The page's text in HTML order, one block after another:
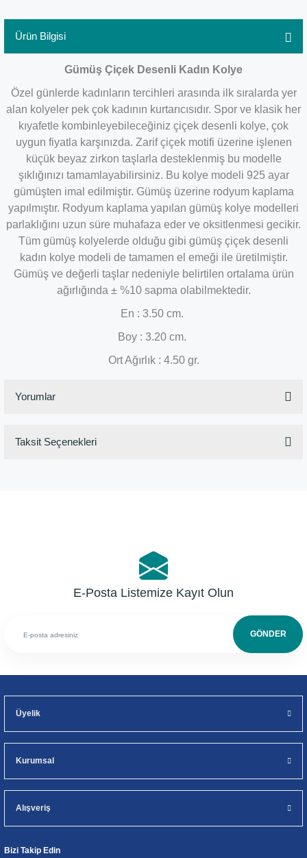
Ürün Bilgisi
Gümüş Çiçek Desenli Kadın Kolye
Özel günlerde kadınların tercihleri arasında ilk sıralarda yer
alan kolyeler pek çok kadının kurtarıcısıdır. Spor ve klasik her
kıyafetle kombinleyebileceğiniz çiçek desenli kolye, çok
uygun fiyatla karşınızda. Zarif çiçek motifi üzerine işlenen
küçük beyaz zirkon taşlarla desteklenmiş bu modelle
şıklığınızı tamamlayabilirsiniz. Bu kolye modeli 925 ayar
gümüşten imal edilmiştir. Gümüş üzerine rodyum kaplama
yapılmıştır. Rodyum kaplama yapılan gümüş kolye modelleri
parlaklığını uzun süre muhafaza eder ve oksitlenmesi gecikir.
Tüm gümüş kolyelerde olduğu gibi gümüş çiçek desenli
kadın kolye modeli de tamamen el emeği ile üretilmiştir.
Gümüş ve değerli taşlar nedeniyle belirtilen ortalama ürün
ağırlığında ± %10 sapma olabilmektedir.
En : 3.50 cm.
Boy : 3.20 cm.
Ort Ağırlık : 4.50 gr.
Yorumlar
Taksit Seçenekleri
E-Posta Listemize Kayıt Olun
GÖNDER
Üyelik
Kurumsal
Alışveriş
Bizi Takip Edin